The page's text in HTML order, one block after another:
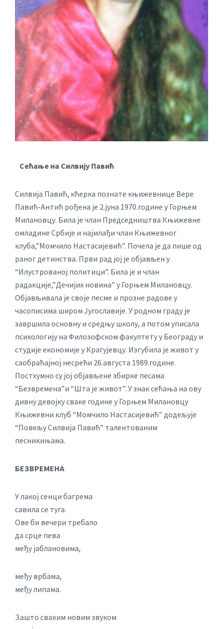
Сећање на Силвију Павић
Силвија Павић, кћерка познате књижевнице Вере
Павић-Антић рођена је 2.јуна 1970.године у Горњем
Милановцу. Била је члан Председништва Књижевне
омладине Србије и најмлађи члан Књижевног
клуба,”Момчило Настасијевић”. Почела је да пише од
раног детинства. Први рад јој је објављен у
“Илустрованој политици”. Била је и члан
радакције,”Дечијих новина” у Горњем Милановцу.
Објављивала је своје песме и прозне радове у
часописима широм Југославије. У родном граду је
завршила основну и средњу школу, а потом уписала
психологију на Филозофском факултету у Београду и
студије економије у Крагујевцу. Изгубила је живот у
саобраћајној несрећи 26.августа 1989.године.
Постхумно су јој објављене збирке песама
“Безвремена”и “Шта је живот”. У знак сећања на ову
дивну девојку сваке године у Горњем Милановцу
Књижевни клуб “Момчило Настасијевић” додељује
“Повељу Силвија Павић” талентованим
песникињама.
БЕЗВРЕМЕНА
У лакој сенци багрема
савила се туга.
Ове би вечери требало
да срце пева
међу јаблановима,
међу врбама,
међу липама.
Зашто сваким новим звуком